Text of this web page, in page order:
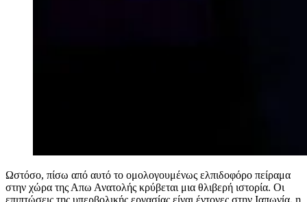
Ωστόσο, πίσω από αυτό το ομολογουμένως ελπιδοφόρο πείραμα
στην χώρα της Απω Ανατολής κρύβεται μια θλιβερή ιστορία. Οι
επιπτώσεις της υπερβολικής εργασίας είναι έντονες στην Ιαπωνία, η